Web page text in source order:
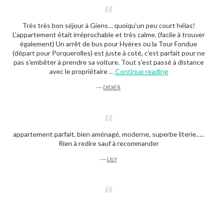
Très très bon séjour à Giens… quoiqu’un peu court hélas!
L’appartement était irréprochable et très calme. (facile à trouver
également) Un arrêt de bus pour Hyères ou la Tour Fondue
(départ pour Porquerolles) est juste à coté, c’est parfait pour ne
pas s’embêter à prendre sa voiture. Tout s’est passé à distance
avec le propriétaire …Continue reading« Didier »
― DIDIER
appartement parfait, bien aménagé, moderne, superbe literie…..
Rien à redire sauf à recommander
― LILY